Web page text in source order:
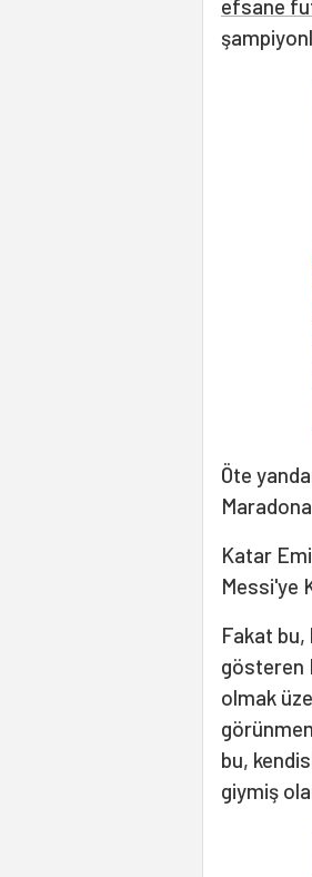
efsane
Öte
Katar
Messi'ye
Fakat bu,
gösteren
olmak
bu,
giymiş